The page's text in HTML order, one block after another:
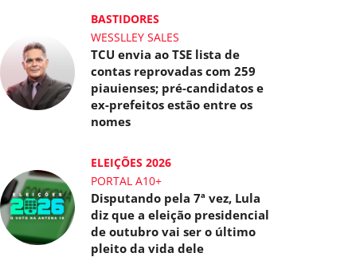
BASTIDORES
WESSLLEY SALES
TCU envia ao TSE lista de
contas reprovadas com 259
piauienses; pré-candidatos e
ex-prefeitos estão entre os
nomes
ELEIÇÕES 2026
PORTAL A10+
Disputando pela 7ª vez, Lula
diz que a eleição presidencial
de outubro vai ser o último
pleito da vida dele